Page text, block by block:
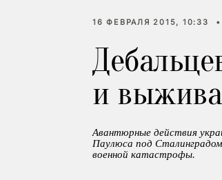
16 ФЕВРАЛЯ 2015, 10:33 •
и
Авантюрные действия
Паулюса под Сталинградом
военной катастрофы.